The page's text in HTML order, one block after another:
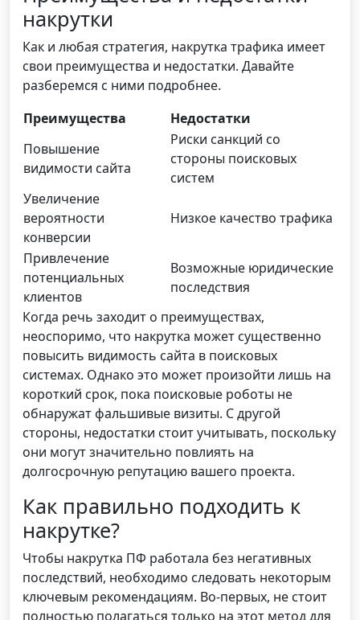
накрутки
Как и любая стратегия, накрутка трафика имеет
свои преимущества и недостатки. Давайте
разберемся с ними подробнее.
Преимущества
Недостатки
Повышение
видимости сайта
Риски санкций со
стороны поисковых
систем
Увеличение
вероятности
конверсии
Низкое качество трафика
Привлечение
потенциальных
клиентов
Возможные юридические
последствия
Когда речь заходит о преимуществах,
неоспоримо, что накрутка может существенно
повысить видимость сайта в поисковых
системах. Однако это может произойти лишь на
короткий срок, пока поисковые роботы не
обнаружат фальшивые визиты. С другой
стороны, недостатки стоит учитывать, поскольку
они могут значительно повлиять на
долгосрочную репутацию вашего проекта.
Как правильно подходить к
накрутке?
Чтобы накрутка ПФ работала без негативных
последствий, необходимо следовать некоторым
ключевым рекомендациям. Во-первых, не стоит
полностью полагаться только на этот метод для